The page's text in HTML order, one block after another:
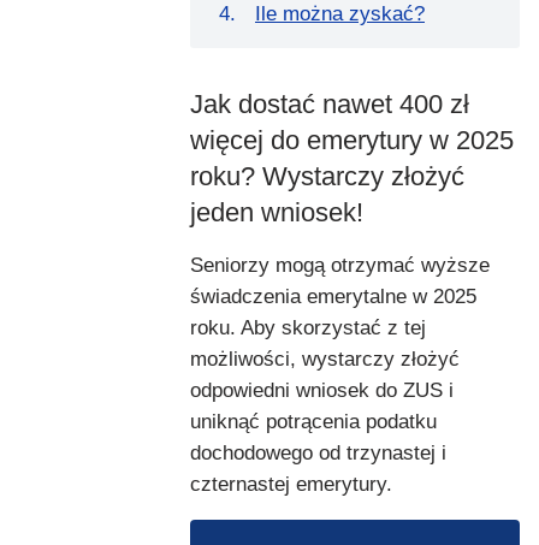
Ile można zyskać?
Jak dostać nawet 400 zł
więcej do emerytury w 2025
roku? Wystarczy złożyć
jeden wniosek!
Seniorzy mogą otrzymać wyższe
świadczenia emerytalne w 2025
roku. Aby skorzystać z tej
możliwości, wystarczy złożyć
odpowiedni wniosek do ZUS i
uniknąć potrącenia podatku
dochodowego od trzynastej i
czternastej emerytury.